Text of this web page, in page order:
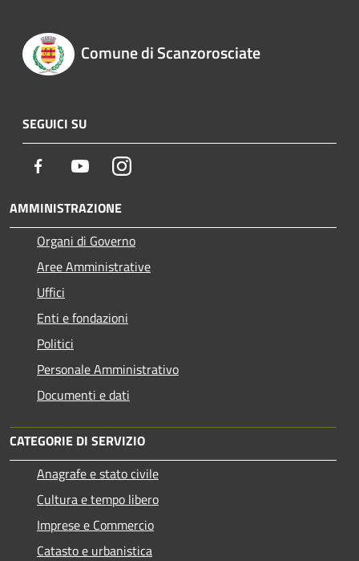
Comune di Scanzorosciate
SEGUICI SU
Facebook YoutubeInstagram
AMMINISTRAZIONE
Organi di Governo
Aree Amministrative
Uffici
Enti e fondazioni
Politici
Personale Amministrativo
Documenti e dati
CATEGORIE DI SERVIZIO
Anagrafe e stato civile
Cultura e tempo libero
Imprese e Commercio
Catasto e urbanistica